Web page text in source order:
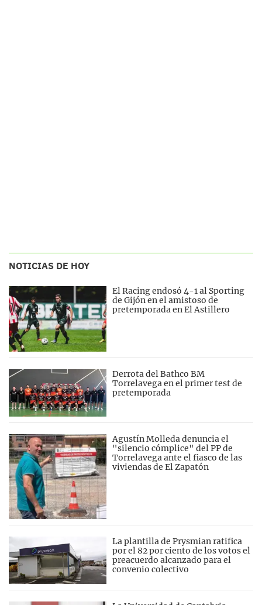
NOTICIAS DE HOY
El Racing endosó 4-1 al Sporting
de Gijón en el amistoso de
pretemporada en El Astillero
Derrota del Bathco BM
Torrelavega en el primer test de
pretemporada
Agustín Molleda denuncia el
"silencio cómplice" del PP de
Torrelavega ante el fiasco de las
viviendas de El Zapatón
La plantilla de Prysmian ratifica
por el 82 por ciento de los votos el
preacuerdo alcanzado para el
convenio colectivo